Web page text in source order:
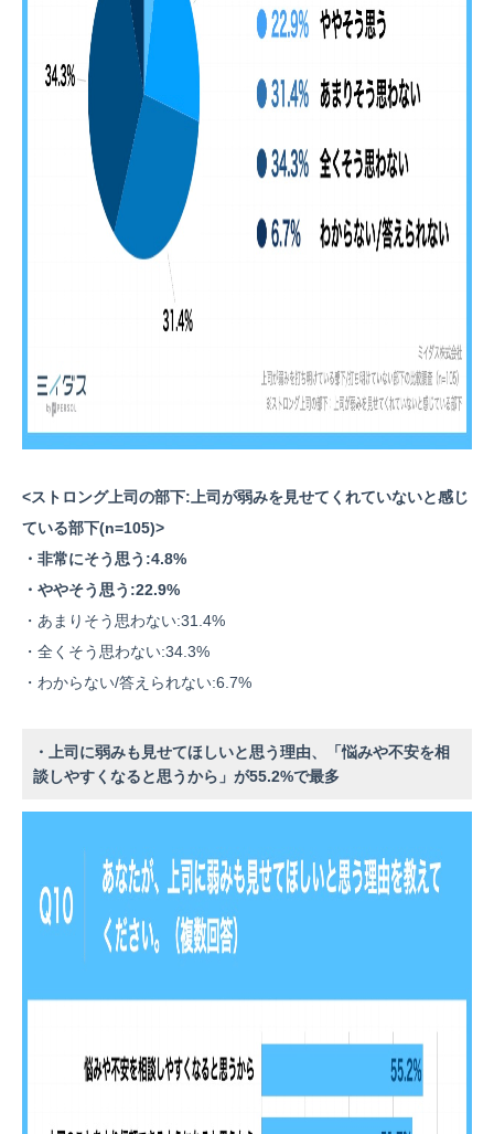
<ストロング上司の部下:上司が弱みを見せてくれていないと感じ
ている部下(n=105)>
・非常にそう思う:4.8%
・ややそう思う:22.9%
・あまりそう思わない:31.4%
・全くそう思わない:34.3%
・わからない/答えられない:6.7%
・上司に弱みも見せてほしいと思う理由、「悩みや不安を相
談しやすくなると思うから」が55.2%で最多